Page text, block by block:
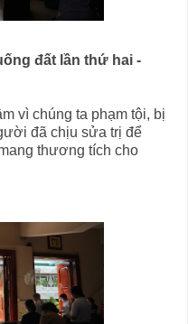
đất lần thứ hai -
vì chúng ta phạm tội, bị
đã chịu sửa trị để
thương tích cho